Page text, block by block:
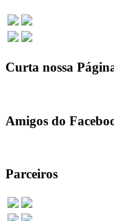
Curta nossa
Amigos do
Parceiros